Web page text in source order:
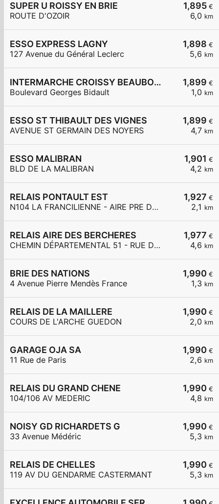
1,895 €
6,0 km
SUPER U ROISSY EN BRIE
ROUTE D'OZOIR
1,898 €
5,6 km
ESSO EXPRESS LAGNY
127 Avenue du Général Leclerc
1,899 €
1,0 km
INTERMARCHE CROISSY BEAUBOURG
Boulevard Georges Bidault
1,899 €
4,7 km
ESSO ST THIBAULT DES VIGNES
AVENUE ST GERMAIN DES NOYERS
1,901 €
4,2 km
ESSO MALIBRAN
BLD DE LA MALIBRAN
1,927 €
2,1 km
RELAIS PONTAULT EST
N104 LA FRANCILIENNE - AIRE PRE DE L'AULNES ET DE LA GDE MAR
1,977 €
4,6 km
RELAIS AIRE DES BERCHERES
CHEMIN DÉPARTEMENTAL 51 - RUE DES BERCHÈRES
1,990 €
1,3 km
BRIE DES NATIONS
4 Avenue Pierre Mendès France
1,990 €
2,0 km
RELAIS DE LA MAILLERE
COURS DE L'ARCHE GUEDON
1,990 €
2,6 km
GARAGE OJA SA
11 Rue de Paris
1,990 €
4,8 km
RELAIS DU GRAND CHENE
104/106 AV MEDERIC
1,990 €
5,3 km
NOISY GD RICHARDETS G
33 Avenue Médéric
1,990 €
5,3 km
RELAIS DE CHELLES
119 AV DU GENDARME CASTERMANT